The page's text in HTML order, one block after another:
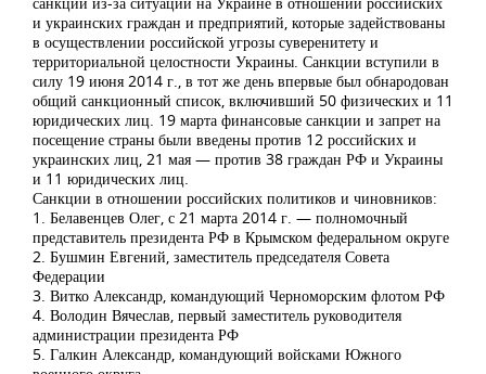
и украинских граждан и предприятий, которые задействованы
в осуществлении российской угрозы суверенитету и
территориальной целостности Украины. Санкции вступили в
силу 19 июня 2014 г., в тот же день впервые был обнародован
общий санкционный список, включивший 50 физических и 11
юридических лиц. 19 марта финансовые санкции и запрет на
посещение страны были введены против 12 российских и
украинских лиц, 21 мая — против 38 граждан РФ и Украины
и 11 юридических лиц.
Санкции в отношении российских политиков и чиновников:
1. Белавенцев Олег, с 21 марта 2014 г. — полномочный
представитель президента РФ в Крымском федеральном округе
2. Бушмин Евгений, заместитель председателя Совета
Федерации
3. Витко Александр, командующий Черноморским флотом РФ
4. Володин Вячеслав, первый заместитель руководителя
администрации президента РФ
5. Галкин Александр, командующий войсками Южного